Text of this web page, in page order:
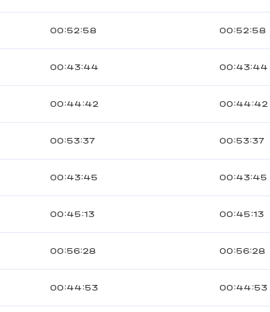
00:52:58 00:52:58
00:43:44 00:43:44
00:44:42 00:44:42
00:53:37 00:53:37
00:43:45 00:43:45
00:45:13 00:45:13
00:56:28 00:56:28
00:44:53 00:44:53